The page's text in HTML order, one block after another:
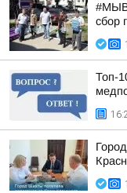
сбор
Топ-